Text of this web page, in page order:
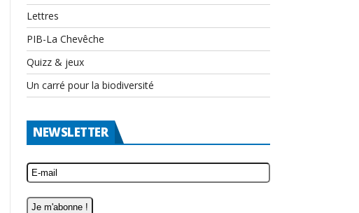
Lettres
PIB-La Chevêche
Quizz & jeux
Un carré pour la biodiversité
NEWSLETTER